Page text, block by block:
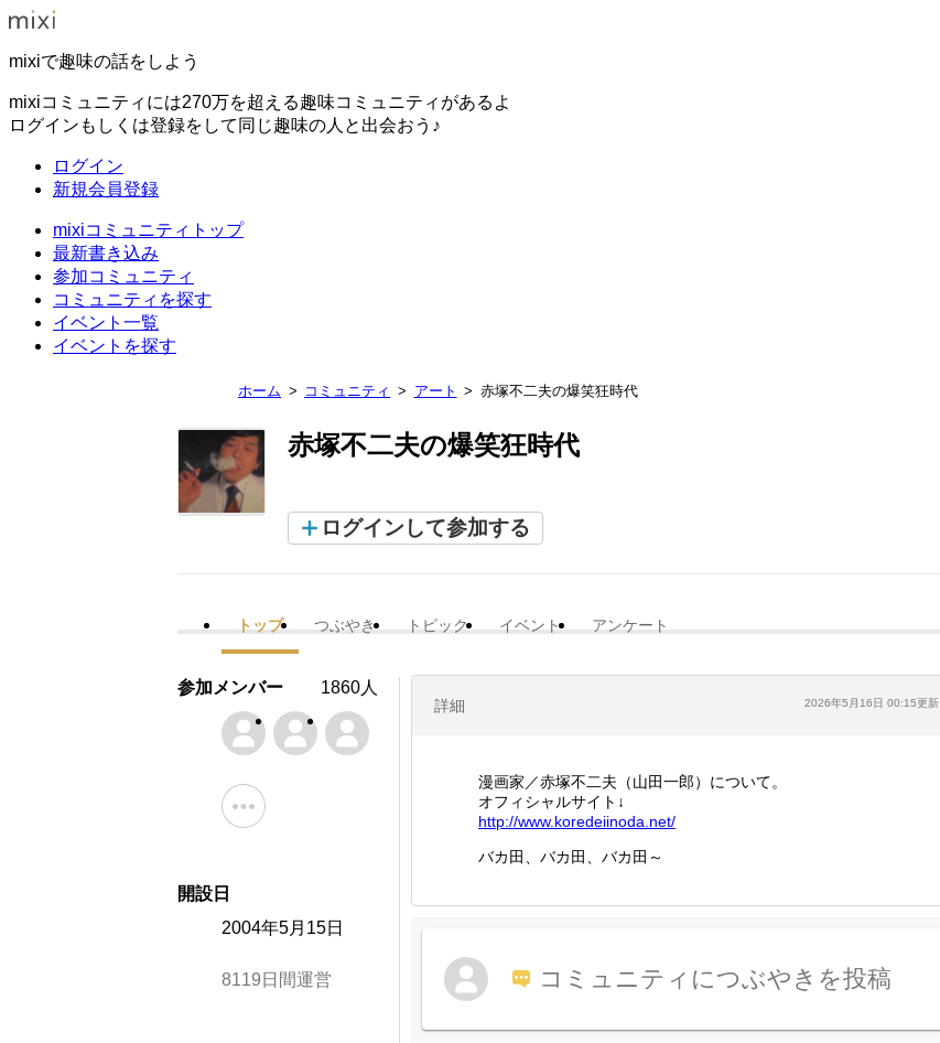
mixiで趣味の話をしよう
mixiコミュニティには270万を超える趣味コミュニティがあるよ
ログインもしくは登録をして同じ趣味の人と出会おう♪
ログイン
新規会員登録
mixiコミュニティトップ
最新書き込み
参加コミュニティ
コミュニティを探す
イベント一覧
イベントを探す
ホーム コミュニティ アート 赤塚不二夫の爆笑狂時代
赤塚不二夫の爆笑狂時代
ログインして参加する
トップ つぶやき トピック イベント アンケート
詳細 2026年5月16日 00:15更新
漫画家／赤塚不二夫（山田一郎）について。
オフィシャルサイト↓
http://www.koredeiinoda.net/
バカ田、バカ田、バカ田～
コミュニティにつぶやきを投稿
参加メンバー 1860人
開設日
2004年5月15日
8119日間運営